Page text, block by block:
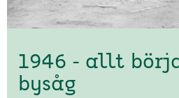
1946 - allt
bysåg